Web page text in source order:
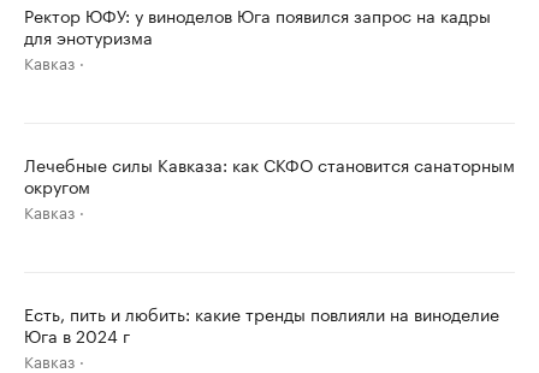
Ректор ЮФУ: у виноделов Юга появился запрос на кадры
для энотуризма
Кавказ
Лечебные силы Кавказа: как СКФО становится санаторным
округом
Кавказ
Есть, пить и любить: какие тренды повлияли на виноделие
Юга в 2024 г
Кавказ